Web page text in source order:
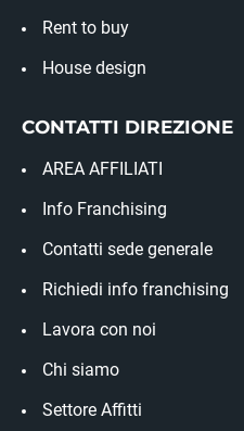
Rent to buy
House design
CONTATTI DIREZIONE
AREA AFFILIATI
Info Franchising
Contatti sede generale
Richiedi info franchising
Lavora con noi
Chi siamo
Settore Affitti